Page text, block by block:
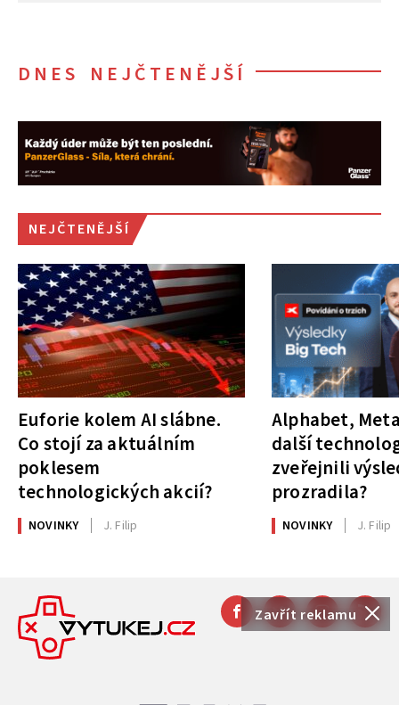
Zavřít reklamu
DNES NEJČTENĚJŠÍ
NEJČTENĚJŠÍ
Euforie kolem AI slábne.
Co stojí za aktuálním
poklesem
technologických akcií?
NOVINKY J. Filip
Alphabet,
další
zveřejnili
prozradila?
NOVINKY J. Filip